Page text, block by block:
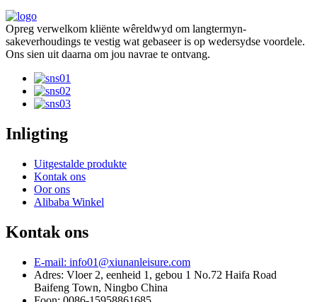
Opreg verwelkom kliënte wêreldwyd om langtermyn-
sakeverhoudings te vestig wat gebaseer is op wedersydse voordele.
Ons sien uit daarna om jou navrae te ontvang.
Inligting
Uitgestalde produkte
Kontak ons
Oor ons
Alibaba Winkel
Kontak ons
E-mail: info01@xiunanleisure.com
Adres: Vloer 2, eenheid 1, gebou 1 No.72 Haifa Road
Baifeng Town, Ningbo China